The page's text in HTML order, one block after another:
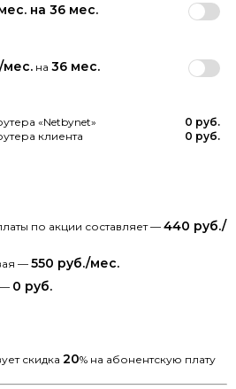
на 36 мес.
мес. на 36 мес.
«Netbynet»
0 руб.
клиента
0 руб.
по акции составляет — 440 руб./
— 550 руб./мес.
— 0 руб.
скидка 20% на абонентскую плату